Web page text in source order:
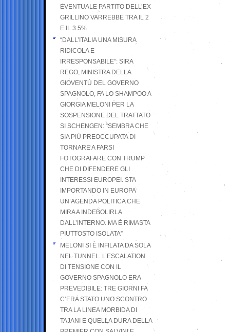
EVENTUALE PARTITO DELL’EX
GRILLINO VARREBBE TRA IL 2
E IL 3.5%
“DALL’ITALIA UNA MISURA
RIDICOLA E
IRRESPONSABILE”: SIRA
REGO, MINISTRA DELLA
GIOVENTÙ DEL GOVERNO
SPAGNOLO, FA LO SHAMPOO A
GIORGIA MELONI PER LA
SOSPENSIONE DEL TRATTATO
SI SCHENGEN: “SEMBRA CHE
SIA PIÙ PREOCCUPATA DI
TORNARE A FARSI
FOTOGRAFARE CON TRUMP
CHE DI DIFENDERE GLI
INTERESSI EUROPEI. STA
IMPORTANDO IN EUROPA
UN’AGENDA POLITICA CHE
MIRA A INDEBOLIRLA
DALL’INTERNO. MA È RIMASTA
PIUTTOSTO ISOLATA”
MELONI SI È INFILATA DA SOLA
NEL TUNNEL. L’ESCALATION
DI TENSIONE CON IL
GOVERNO SPAGNOLO ERA
PREVEDIBILE: TRE GIORNI FA
C’ERA STATO UNO SCONTRO
TRA LA LINEA MORBIDA DI
TAJANI E QUELLA DURA DELLA